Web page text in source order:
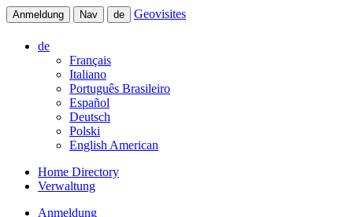
Anmeldung Nav de Geovisites
de
Français
Italiano
Português Brasileiro
Español
Deutsch
Polski
English American
Home Directory
Verwaltung
Anmeldung